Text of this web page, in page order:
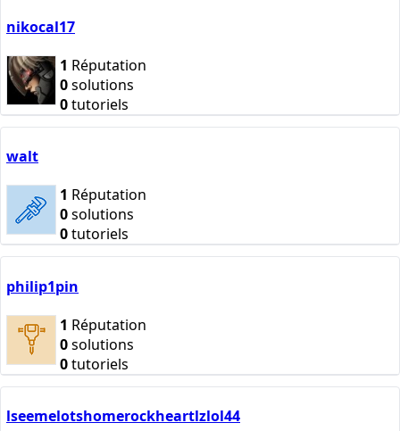
nikocal17
1 Réputation
0solutions
0tutoriels
walt
1 Réputation
0solutions
0tutoriels
philip1pin
1 Réputation
0solutions
0tutoriels
lseemelotshomerockheartlzlol44